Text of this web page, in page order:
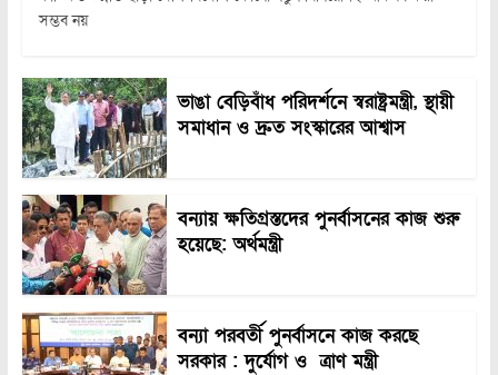
সম্ভব নয়
ভাঙা বেড়িবাঁধ পরিদর্শনে স্বরাষ্ট্রমন্ত্রী, স্থায়ী
সমাধান ও দ্রুত সংস্কারের আশ্বাস
বন্যায় ক্ষতিগ্রস্তদের পুনর্বাসনের কাজ শুরু
হয়েছে: অর্থমন্ত্রী
বন্যা পরবর্তী পুনর্বাসনে কাজ করছে
সরকার : দুর্যোগ ও ত্রাণ মন্ত্রী